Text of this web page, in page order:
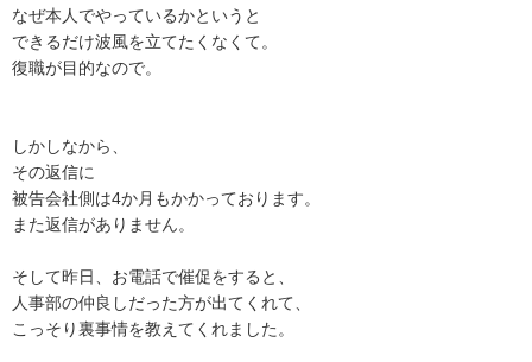
なぜ本人でやっているかというと
できるだけ波風を立てたくなくて。
復職が目的なので。
しかしなから、
その返信に
被告会社側は4か月もかかっております。
また返信がありません。
そして昨日、お電話で催促をすると、
人事部の仲良しだった方が出てくれて、
こっそり裏事情を教えてくれました。